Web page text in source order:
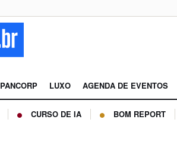
PANCORP LUXO AGENDA DE EVENTOS
CURSO DE IA BOM REPORT